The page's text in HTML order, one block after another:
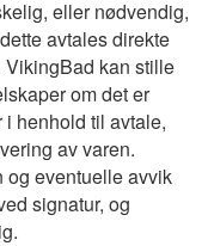
eller nødvendig,
avtales direkte
VikingBad kan stille
om det er
henhold til avtale,
av varen.
og eventuelle avvik
signatur, og